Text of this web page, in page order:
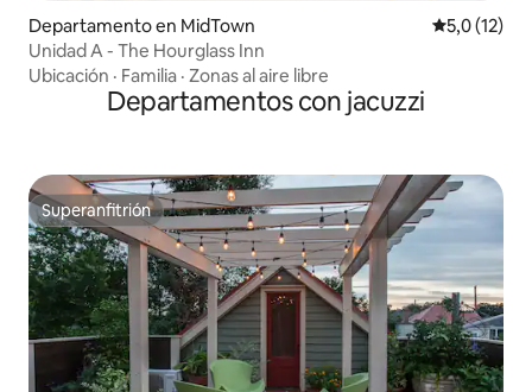
Departamento en MidTown Calificación
5,0 (12)
Unidad A - The Hourglass Inn
Ubicación · Familia · Zonas al aire libre
Departamentos con jacuzzi
Superanfitrión
Superanfitrión